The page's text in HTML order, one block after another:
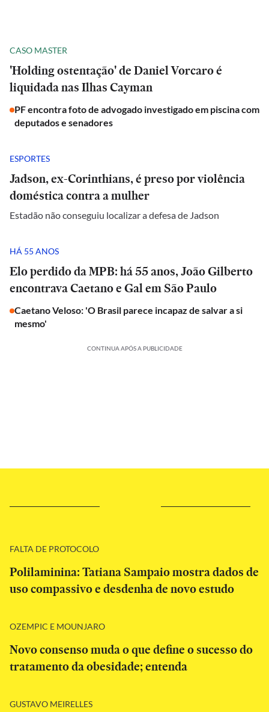
CASO MASTER
'Holding ostentação' de Daniel Vorcaro é
liquidada nas Ilhas Cayman
PF encontra foto de advogado investigado em piscina com
deputados e senadores
ESPORTES
Jadson, ex-Corinthians, é preso por violência
doméstica contra a mulher
Estadão não conseguiu localizar a defesa de Jadson
HÁ 55 ANOS
Elo perdido da MPB: há 55 anos, João Gilberto
encontrava Caetano e Gal em São Paulo
Caetano Veloso: 'O Brasil parece incapaz de salvar a si
mesmo'
CONTINUA APÓS A PUBLICIDADE
FALTA DE PROTOCOLO
Polilaminina: Tatiana Sampaio mostra dados de
uso compassivo e desdenha de novo estudo
OZEMPIC E MOUNJARO
Novo consenso muda o que define o sucesso do
tratamento da obesidade; entenda
GUSTAVO MEIRELLES